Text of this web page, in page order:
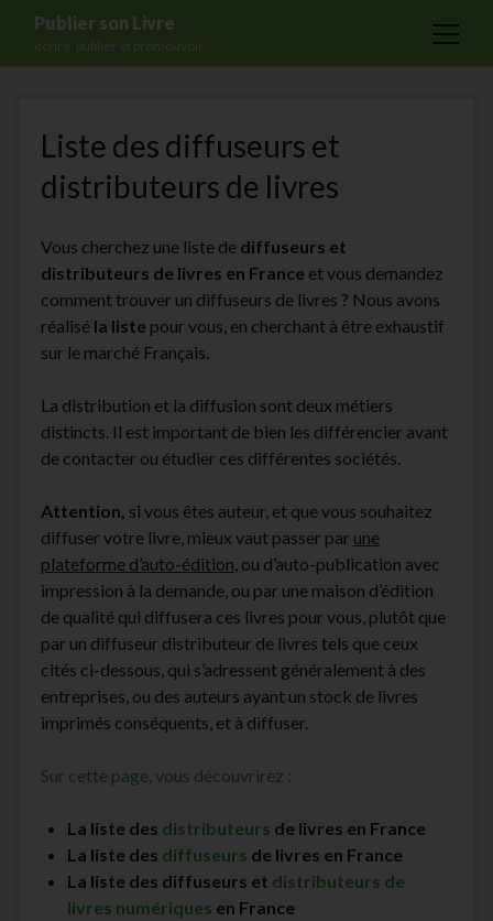
Publier son Livre
écrire, publier et promouvoir
open
Formations
Services
Auto-édition
Maisons d’édition
Ecriture
A propos
Contact
facebookinstagram
youtubeemail-
form
Liste des diffuseurs et
distributeurs de livres
Vous cherchez une liste de diffuseurs et
distributeurs de livres en France et vous demandez
comment trouver un diffuseurs de livres ? Nous avons
réalisé la liste pour vous, en cherchant à être exhaustif
sur le marché Français.
La distribution et la diffusion sont deux métiers
distincts. Il est important de bien les différencier avant
de contacter ou étudier ces différentes sociétés.
Attention, si vous êtes auteur, et que vous souhaitez
diffuser votre livre, mieux vaut passer par une
plateforme d’auto-édition, ou d’auto-publication avec
impression à la demande, ou par une maison d’édition
de qualité qui diffusera ces livres pour vous, plutôt que
par un diffuseur distributeur de livres tels que ceux
cités ci-dessous, qui s’adressent généralement à des
entreprises, ou des auteurs ayant un stock de livres
imprimés conséquents, et à diffuser.
Sur cette page, vous découvrirez :
La liste des distributeurs de livres en France
La liste des diffuseurs de livres en France
La liste des diffuseurs et distributeurs de
livres numériques en France